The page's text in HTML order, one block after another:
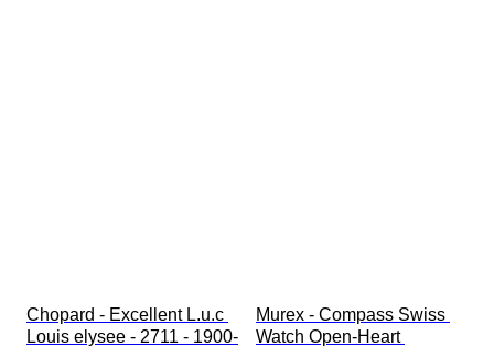
Chopard - Excellent L.u.c
Louis elysee - 2711 - 1900-
Murex - Compass Swiss
Watch Open-Heart